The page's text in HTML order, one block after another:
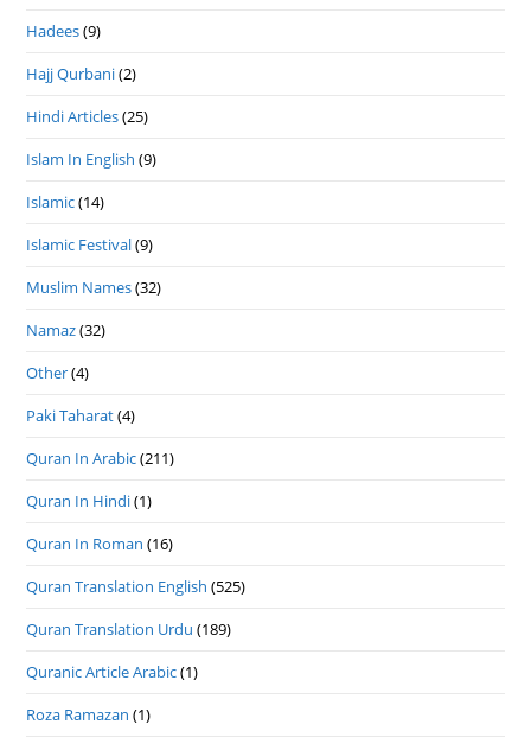
Hadees(9)
Hajj Qurbani(2)
Hindi Articles(25)
Islam In English (9)
Islamic(14)
Islamic Festival(9)
Muslim Names(32)
Namaz(32)
Other(4)
Paki Taharat(4)
Quran In Arabic(211)
Quran In Hindi(1)
Quran In Roman (16)
Quran Translation English (525)
Quran Translation Urdu (189)
Quranic Article Arabic(1)
Roza Ramazan (1)